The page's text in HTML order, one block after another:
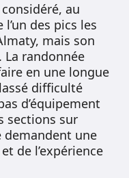
au
des pics les
mais son
La randonnée
en une longue
difficulté
d’équipement
sections sur
une
de l’expérience